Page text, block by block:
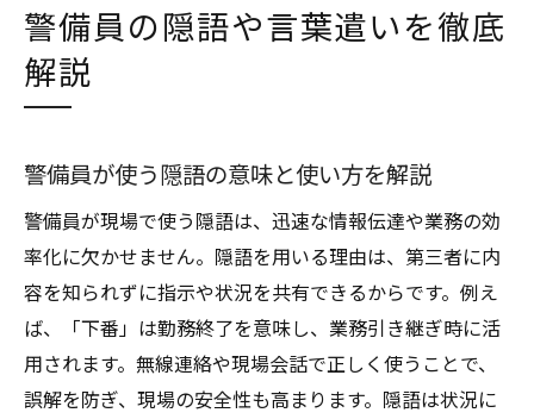
警備員の隠語や言葉遣いを徹底
解説
警備員が使う隠語の意味と使い方を解説
警備員が現場で使う隠語は、迅速な情報伝達や業務の効
率化に欠かせません。隠語を用いる理由は、第三者に内
容を知られずに指示や状況を共有できるからです。例え
ば、「下番」は勤務終了を意味し、業務引き継ぎ時に活
用されます。無線連絡や現場会話で正しく使うことで、
誤解を防ぎ、現場の安全性も高まります。隠語は状況に